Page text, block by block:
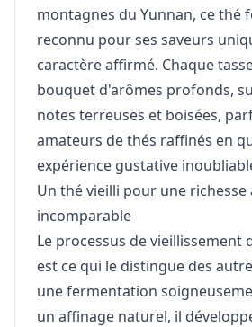
montagnes du Yunnan, ce thé
reconnu pour ses saveurs
caractère affirmé. Chaque
bouquet d'arômes profonds,
notes terreuses et boisées,
amateurs de thés raffinés en
expérience gustative
Un thé vieilli pour une
incomparable
Le processus de vieillissement
est ce qui le distingue des
une fermentation
un affinage naturel, il